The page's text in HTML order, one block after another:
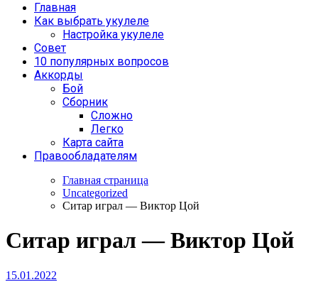
Главная
Как выбрать укулеле
Настройка укулеле
Совет
10 популярных вопросов
Аккорды
Бой
Сборник
Сложно
Легко
Карта сайта
Правообладателям
Главная страница
Uncategorized
Ситар играл — Виктор Цой
Ситар играл — Виктор Цой
15.01.2022